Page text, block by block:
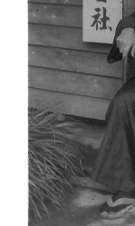
協力会社の皆様